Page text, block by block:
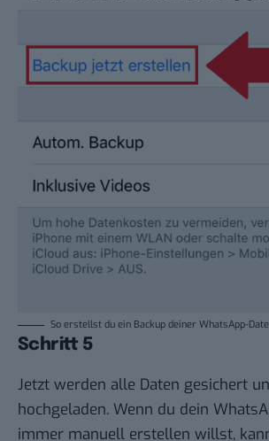
So erstellst du ein Backup deiner WhatsApp-
Schritt 5
Jetzt werden alle Daten gesichert
hochgeladen. Wenn du dein
immer manuell erstellen willst,